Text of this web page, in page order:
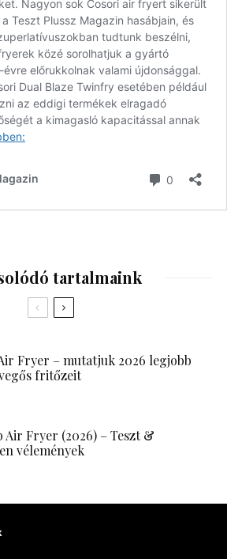
tartalmaink
Fryer – mutatjuk 2026 legjobb
fritőzeit
Air Fryer (2026) – Teszt &
vélemények